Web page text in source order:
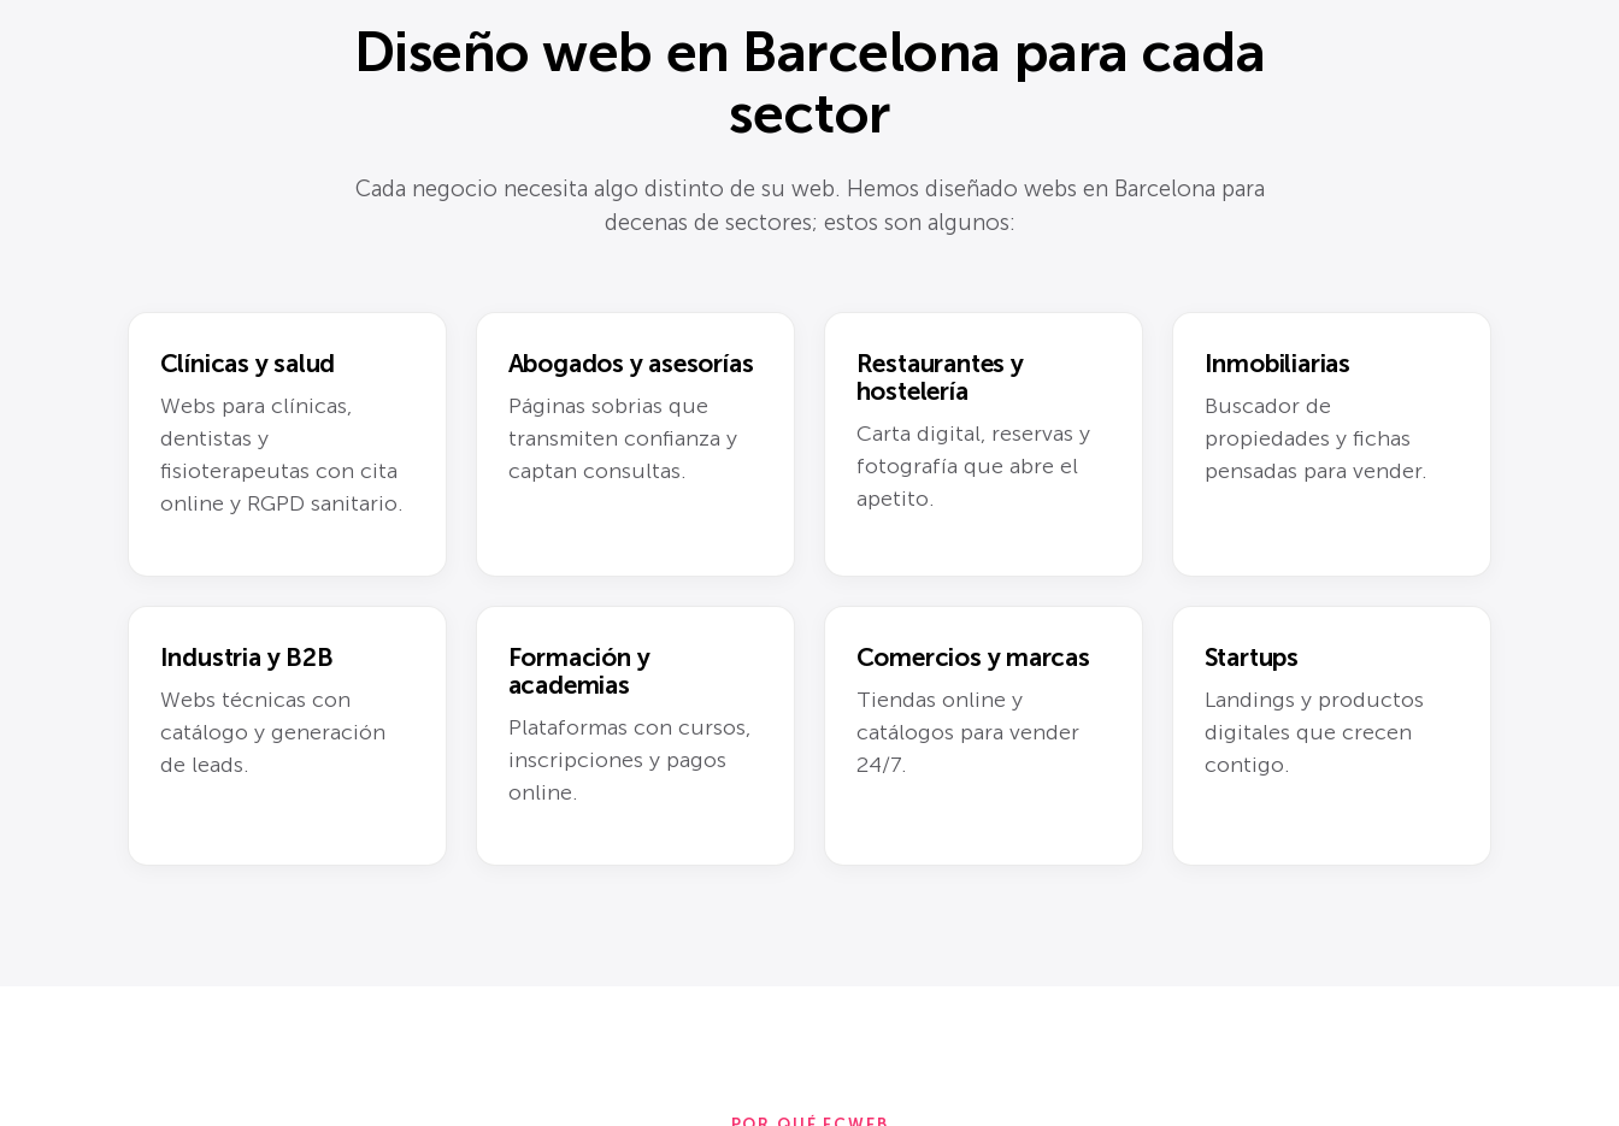
Diseño web en Barcelona para cada
sector
Cada negocio necesita algo distinto de su web. Hemos diseñado webs en Barcelona para
decenas de sectores; estos son algunos:
Clínicas y salud
Webs para clínicas,
dentistas y
fisioterapeutas con cita
online y RGPD sanitario.
Abogados y asesorías
Páginas sobrias que
transmiten confianza y
captan consultas.
Restaurantes y
hostelería
Carta digital, reservas y
fotografía que abre el
apetito.
Inmobiliarias
Buscador de
propiedades y fichas
pensadas para vender.
Industria y B2B
Webs técnicas con
catálogo y generación
de leads.
Formación y
academias
Plataformas con cursos,
inscripciones y pagos
online.
Comercios y marcas
Tiendas online y
catálogos para vender
24/7.
Startups
Landings y productos
digitales que crecen
contigo.